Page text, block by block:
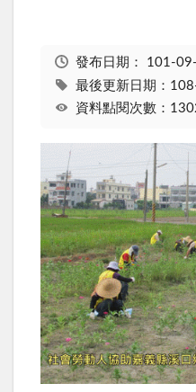
發布日期： 101-
最後更新日期：
資料點閱次數：